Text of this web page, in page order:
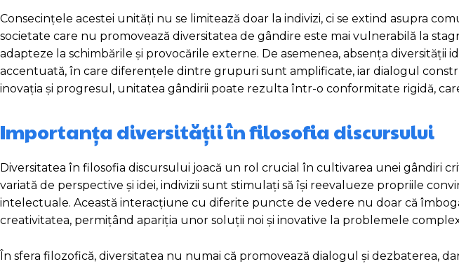
Consecințele acestei unități nu se limitează doar la indivizi, ci se extind asupra
societate care nu promovează diversitatea de gândire este mai vulnerabilă la
adapteze la schimbările și provocările externe. De asemenea, absența diversității
accentuată, în care diferențele dintre grupuri sunt amplificate, iar dialogul
inovația și progresul, unitatea gândirii poate rezulta într-o conformitate rigidă,
Importanța diversității în filosofia discursului
Diversitatea în filosofia discursului joacă un rol crucial în cultivarea unei gândiri
variată de perspective și idei, indivizii sunt stimulați să își reevalueze propriile
intelectuale. Această interacțiune cu diferite puncte de vedere nu doar că
creativitatea, permițând apariția unor soluții noi și inovative la problemele
În sfera filozofică, diversitatea nu numai că promovează dialogul și dezbaterea,